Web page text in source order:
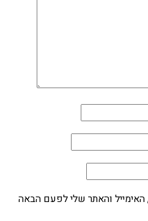
והאתר שלי לפעם הבאה